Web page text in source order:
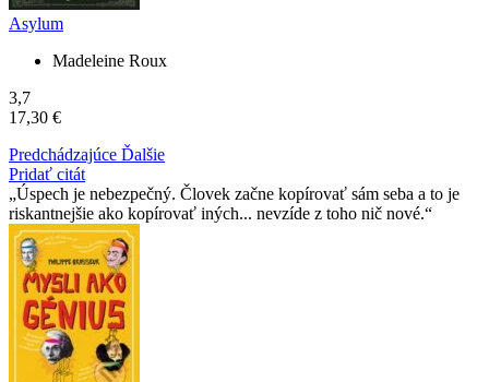
Asylum
Madeleine Roux
3,7
17,30 €
Predchádzajúce Ďalšie
Pridať citát
Úspech je nebezpečný. Človek začne kopírovať sám seba a to je
riskantnejšie ako kopírovať iných... nevzíde z toho nič nové.